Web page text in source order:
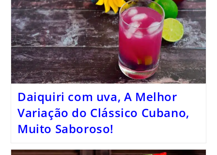
Daiquiri com uva, A Melhor
Variação do Clássico Cubano,
Muito Saboroso!